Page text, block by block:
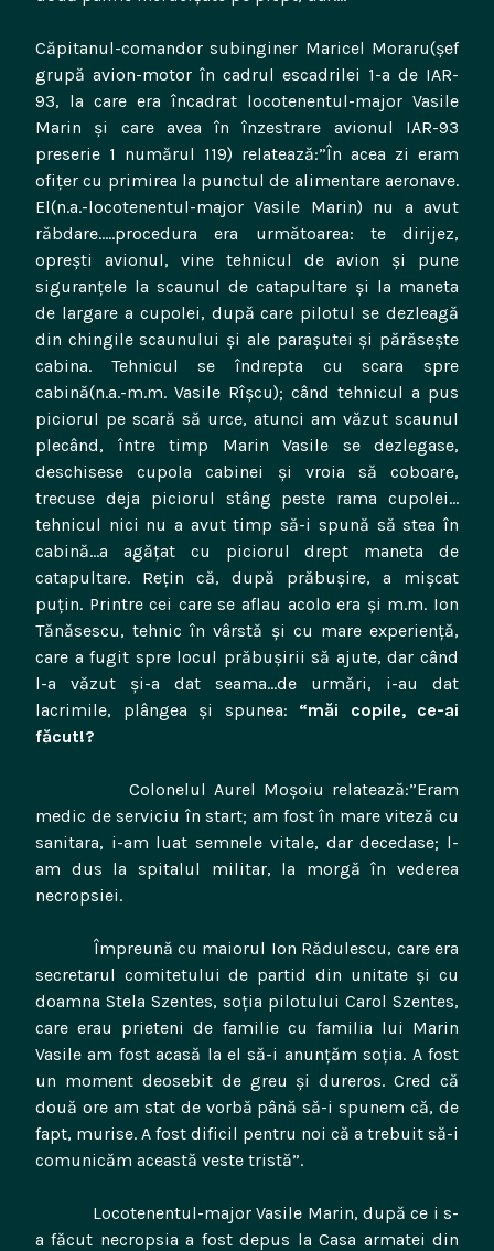
Căpitanul-comandor subinginer Maricel Moraru(şef
grupă avion-motor în cadrul escadrilei 1-a de IAR-
93, la care era încadrat locotenentul-major Vasile
Marin şi care avea în înzestrare avionul IAR-93
preserie 1 numărul 119) relatează:”În acea zi eram
ofiţer cu primirea la punctul de alimentare aeronave.
El(n.a.-locotenentul-major Vasile Marin) nu a avut
răbdare…..procedura era următoarea: te dirijez,
opreşti avionul, vine tehnicul de avion şi pune
siguranţele la scaunul de catapultare şi la maneta
de largare a cupolei, după care pilotul se dezleagă
din chingile scaunului şi ale paraşutei şi părăseşte
cabina. Tehnicul se îndrepta cu scara spre
cabină(n.a.-m.m. Vasile Rîşcu); când tehnicul a pus
piciorul pe scară să urce, atunci am văzut scaunul
plecând, între timp Marin Vasile se dezlegase,
deschisese cupola cabinei şi vroia să coboare,
trecuse deja piciorul stâng peste rama cupolei…
tehnicul nici nu a avut timp să-i spună să stea în
cabină…a agăţat cu piciorul drept maneta de
catapultare. Reţin că, după prăbuşire, a mişcat
puţin. Printre cei care se aflau acolo era şi m.m. Ion
Tănăsescu, tehnic în vârstă şi cu mare experienţă,
care a fugit spre locul prăbuşirii să ajute, dar când
l-a văzut şi-a dat seama…de urmări, i-au dat
lacrimile, plângea şi spunea: “măi copile, ce-ai
făcut!?
Colonelul Aurel Moşoiu relatează:”Eram
medic de serviciu în start; am fost în mare viteză cu
sanitara, i-am luat semnele vitale, dar decedase; l-
am dus la spitalul militar, la morgă în vederea
necropsiei.
Împreună cu maiorul Ion Rădulescu, care era
secretarul comitetului de partid din unitate şi cu
doamna Stela Szentes, soţia pilotului Carol Szentes,
care erau prieteni de familie cu familia lui Marin
Vasile am fost acasă la el să-i anunţăm soţia. A fost
un moment deosebit de greu şi dureros. Cred că
două ore am stat de vorbă până să-i spunem că, de
fapt, murise. A fost dificil pentru noi că a trebuit să-i
comunicăm această veste tristă”.
Locotenentul-major Vasile Marin, după ce i s-
a făcut necropsia a fost depus la Casa armatei din